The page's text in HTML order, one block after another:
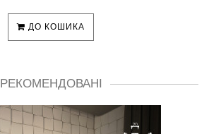
ДО КОШИКА
РЕКОМЕНДОВАНІ